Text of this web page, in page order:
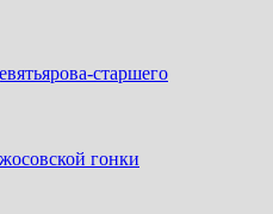
старшего
гонки